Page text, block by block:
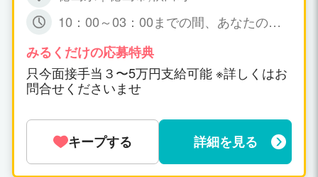
10：00～03：00までの間、あなたの可
すょ☆ 特に、規定はありません。
みるくだけの応募特典
只今面接手当３〜5万円支給可能 ※詳しくはお
問合せくださいませ
キープする 詳細を見る